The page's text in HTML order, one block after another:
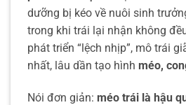
dưỡng bị kéo về nuôi sinh
trong khi trái lại nhận không
phát triển “lệch nhịp”, mô trái
nhất, lâu dần tạo hình méo,
Nói đơn giản: méo trái là hậu